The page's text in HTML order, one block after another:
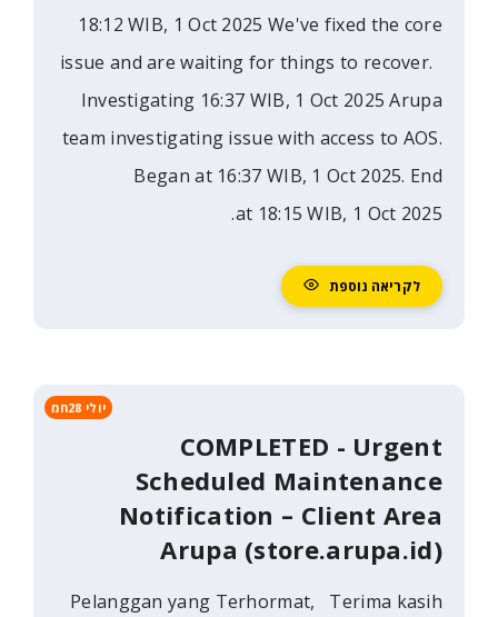
18:12 WIB, 1 Oct 2025 We've
issue and are waiting for things
Investigating 16:37 WIB, 1 Oct
team investigating issue with
Began at 16:37 WIB, 1 Oct
at 18:15 WIB,
COMPLETED
Scheduled
Notification –
Arupa
Pelanggan yang Terhormat,